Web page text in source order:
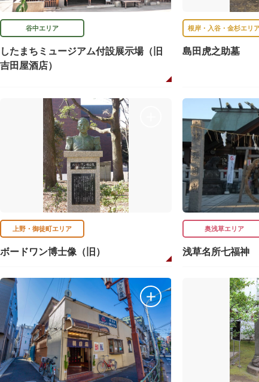
谷中エリア
したまちミュージアム付設展示場（旧
吉田屋酒店）
根岸・入谷・金杉エリ
島田虎之助墓
上野・御徒町エリア
ボードワン博士像（旧）
奥浅草エリア
浅草名所七福神